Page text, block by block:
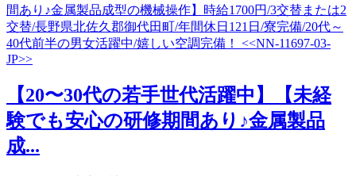
【20〜30代の若手世代活躍中】【未経
験でも安心の研修期間あり♪金属製品
成...